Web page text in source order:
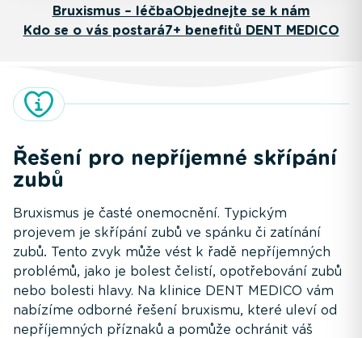
Bruxismus – léčbaObjednejte se k nám
Kdo se o vás postará7+ benefitů DENT MEDICO
Řešení pro nepříjemné skřípání
zubů
Bruxismus je časté onemocnění. Typickým
projevem je skřípání zubů ve spánku či zatínání
zubů. Tento zvyk může vést k řadě nepříjemných
problémů, jako je bolest čelistí, opotřebování zubů
nebo bolesti hlavy. Na klinice DENT MEDICO vám
nabízíme odborné řešení bruxismu, které uleví od
nepříjemných příznaků a pomůže ochránit váš